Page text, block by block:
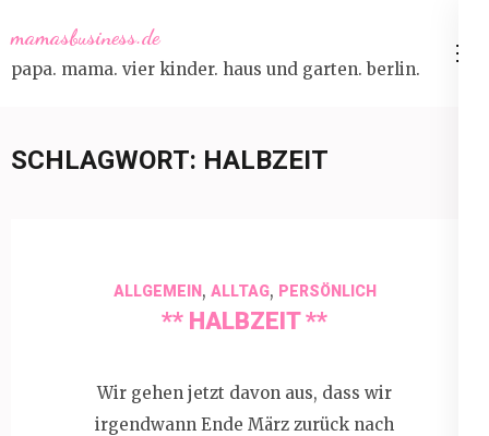
to
content
mamasbusiness.de
papa. mama. vier kinder. haus und garten. berlin.
SCHLAGWORT: HALBZEIT
ALLGEMEIN, ALLTAG, PERSÖNLICH
** HALBZEIT **
Wir gehen jetzt davon aus, dass wir
irgendwann Ende März zurück nach